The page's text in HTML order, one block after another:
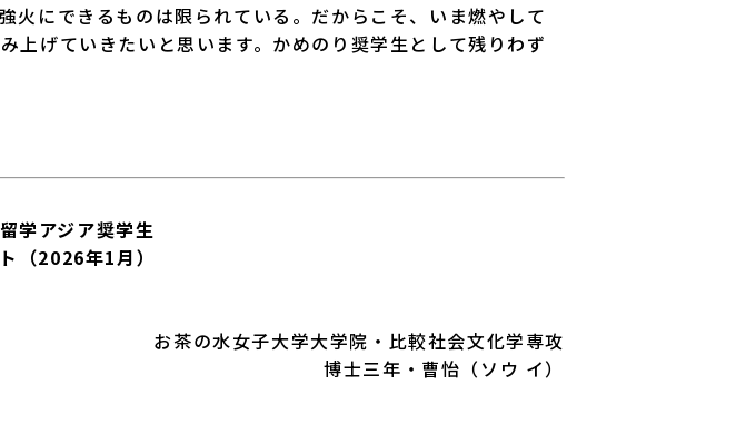
にできるものは限られている。だからこそ、いま燃やして
上げていきたいと思います。かめのり奨学生として残りわず
学アジア奨学生
（2026年1月）
お茶の水女子大学大学院・比較社会文化学専攻
博士三年・曹怡（ソウ イ）